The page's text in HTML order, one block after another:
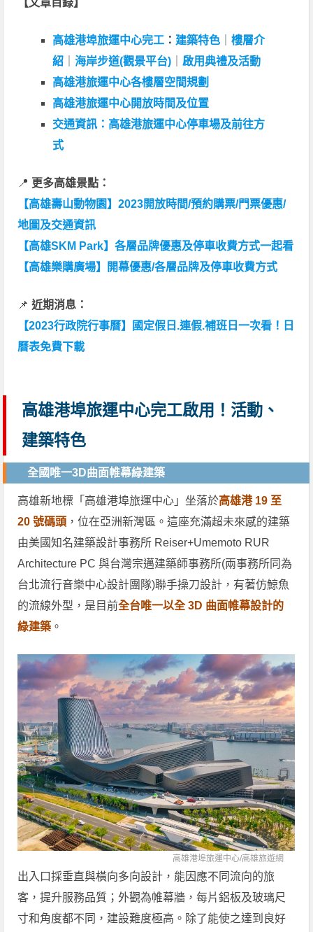
【文章目錄】
高雄港埠旅運中心完工 ： 建築特色 ｜樓層介
紹 ｜海岸步道(觀景平台)
啟用典禮及活動
高雄港旅運中心各樓層空間規劃
高雄港旅運中心開放時間及位置
交通資訊：高雄港旅運中心停車場及前往方
式
📍 更多高雄景點：
【高雄壽山動物園】2023開放時間/預約購票/門票優惠/
地圖及交通資訊
【高雄SKM Park】各層品牌優惠及停車收費方式一起看
【高雄樂購廣場】開幕優惠/各層品牌及停車收費方式
📌近期消息：
【2023行政院行事曆】國定假日.連假.補班日一次看！日
曆表免費下載
高雄港埠旅運中心完工啟用！活動、
建築特色
全國唯一3D曲面帷幕綠建築
高雄新地標「高雄港埠旅運中心」坐落於高雄港 19 至
20 號碼頭 ，位在亞洲新灣區。這座充滿超未來感的建築
由美國知名建築設計事務所 Reiser+Umemoto RUR
Architecture PC 與台灣宗邁建築師事務所(兩事務所同為
台北流行音樂中心設計團隊)聯手操刀設計，有著仿鯨魚
的流線外型，是目前全台唯一以全 3D 曲面帷幕設計的
綠建築 。
高雄港埠旅運中心/高雄旅遊網
出入口採垂直與橫向多向設計，能因應不同流向的旅
客，提升服務品質；外觀為帷幕牆，每片鋁板及玻璃尺
寸和角度都不同，建設難度極高。除了能使之達到良好